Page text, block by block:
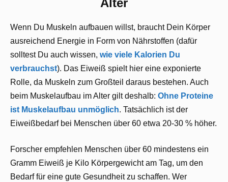
Alter
Wenn Du Muskeln aufbauen willst, braucht Dein Körper
ausreichend Energie in Form von Nährstoffen (dafür
solltest Du auch wissen, wie viele Kalorien Du
verbrauchst). Das Eiweiß spielt hier eine exponierte
Rolle, da Muskeln zum Großteil daraus bestehen. Auch
beim Muskelaufbau im Alter gilt deshalb: Ohne Proteine
ist Muskelaufbau unmöglich. Tatsächlich ist der
Eiweißbedarf bei Menschen über 60 etwa 20-30 % höher.
Forscher empfehlen Menschen über 60 mindestens ein
Gramm Eiweiß je Kilo Körpergewicht am Tag, um den
Bedarf für eine gute Gesundheit zu schaffen. Wer